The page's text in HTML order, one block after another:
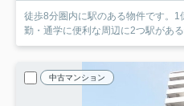
徒歩8分圏内に駅のある物件です。
勤・通学に便利な周辺に2つ駅があ
中古マンション